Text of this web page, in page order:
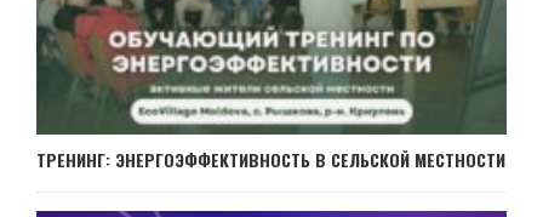
ТРЕНИНГ: ЭНЕРГОЭФФЕКТИВНОСТЬ В СЕЛЬСКОЙ МЕСТНОСТИ